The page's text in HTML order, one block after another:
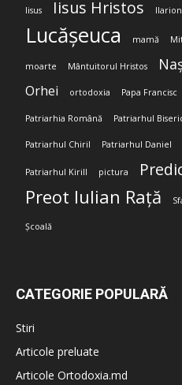
Iisus Iisus Hristos
Lucășeuca mamă
moarte Mântuitorul Hristos
Orhei ortodoxia Papa Francisc
Patriarhia Română Patriarhul
Patriarhul Chiril Patriarhul Daniel
Patriarhul Kirill pictura
Preot Iulian Rață
Școală
CATEGORIE POPULARĂ
Stiri
Articole preluate
Articole Ortodoxia.md